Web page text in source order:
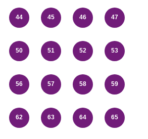
44 45 46 47
50 51 52 53
56 57 58 59
62 63 64 65